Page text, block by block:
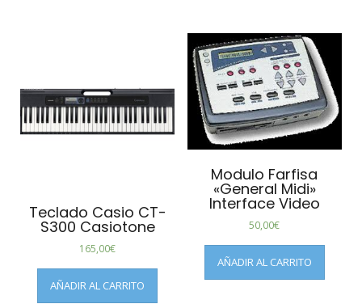
Teclado Casio CT-
S300 Casiotone
165,00€
AÑADIR AL CARRITO
Modulo Farfisa
«General Midi»
Interface Video
50,00€
AÑADIR AL CARRITO